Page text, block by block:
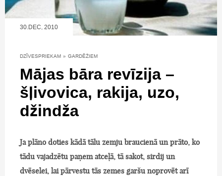
30.DEC, 2010
DZĪVESPRIEKAM » GARDĒŽIEM
Mājas bāra revīzija –
šļivovica, rakija, uzo,
džindža
Ja plāno doties kādā tālu zemju braucienā un prāto, ko
tādu vajadzētu paņem atceļā, tā sakot, sirdij un
dvēselei, lai pārvestu tās zemes garšu noprovēt arī